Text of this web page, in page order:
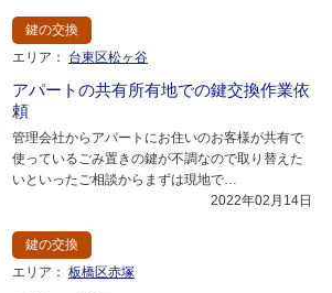
鍵の交換
エリア：
台東区松ヶ谷
アパートの共有所有地での鍵交換作業依
頼
管理会社からアパートにお住いのお客様が共有で
使っているごみ置きの鍵が不調なので取り替えた
いといったご相談からまずは現地で…
2022年02月14日
鍵の交換
エリア： 板橋区赤塚